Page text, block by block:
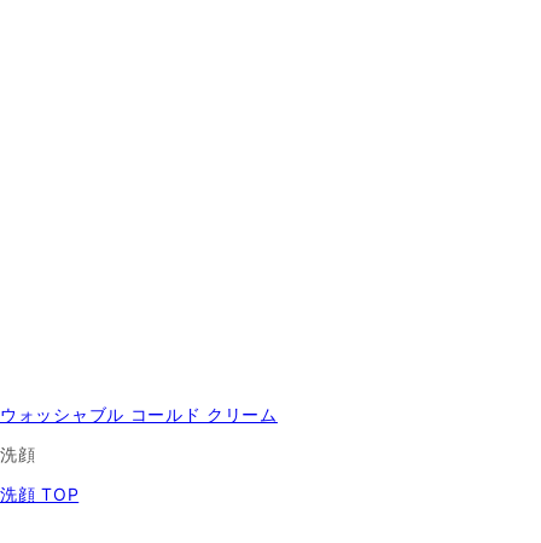
ウォッシャブル コールド クリーム
洗顔
洗顔 TOP